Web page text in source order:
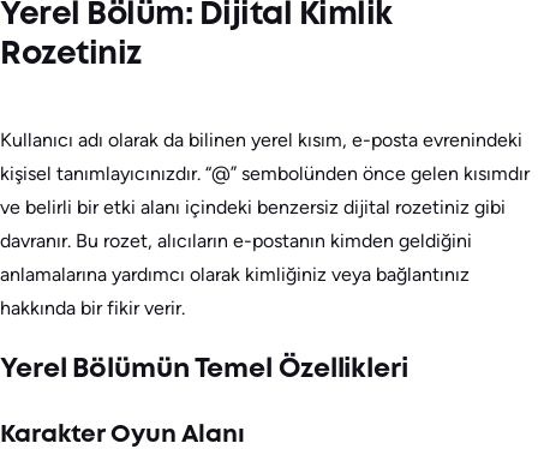
Yerel Bölüm: Dijital Kimlik
Rozetiniz
Kullanıcı adı olarak da bilinen yerel kısım, e-posta evrenindeki
kişisel tanımlayıcınızdır. “@” sembolünden önce gelen kısımdır
ve belirli bir etki alanı içindeki benzersiz dijital rozetiniz gibi
davranır. Bu rozet, alıcıların e-postanın kimden geldiğini
anlamalarına yardımcı olarak kimliğiniz veya bağlantınız
hakkında bir fikir verir.
Yerel Bölümün Temel Özellikleri
Karakter Oyun Alanı